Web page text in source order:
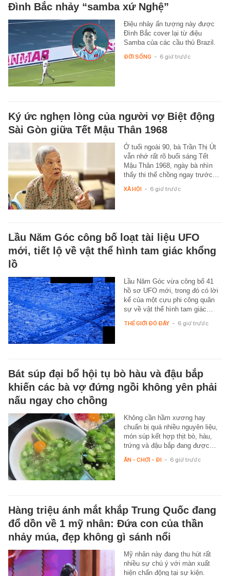
Đình Bắc nhảy “samba xứ Nghệ”
Điệu nhảy ấn tượng này được
Đình Bắc cover lại từ điệu
Samba của các cầu thủ Brazil.
ĐỜI SỐNG - 6 giờ trước
Ký ức nghẹn lòng của người vợ Biệt động
Sài Gòn giữa Tết Mậu Thân 1968
Ở tuổi ngoài 90, bà Trần Thị Út
vẫn nhớ rất rõ buổi sáng Tết
Mậu Thân 1968, ngày bà nhìn
thấy thi thể chồng ngay trước…
XÃ HỘI - 6 giờ trước
Lầu Năm Góc công bố loạt tài liệu UFO
mới, tiết lộ về vật thể hình tam giác khổng
lồ
Lầu Năm Góc vừa công bố 41
hồ sơ UFO mới, trong đó có lời
kể của một cựu phi công quân
sự về vật thể hình tam giác…
THẾ GIỚI ĐÓ ĐÂY - 6 giờ trước
Bát súp đại bổ hội tụ bò hàu và đậu bắp
khiến các bà vợ đứng ngồi không yên phải
nấu ngay cho chồng
Không cần hầm xương hay
chuẩn bị quá nhiều nguyên liệu,
món súp kết hợp thịt bò, hàu,
trứng và đậu bắp đang được…
ĂN - CHƠI - ĐI - 6 giờ trước
Hàng triệu ánh mắt khắp Trung Quốc đang
đổ dồn về 1 mỹ nhân: Đứa con của thần
nhảy múa, đẹp không gì sánh nổi
Mỹ nhân này đang thu hút rất
nhiều sự chú ý với màn xuất
hiện chấn động tại sự kiện.